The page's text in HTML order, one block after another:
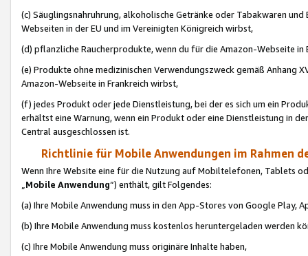
(c) Säuglingsnahruhrung, alkoholische Getränke oder Tabakwaren
Webseiten in der EU und im Vereinigten Königreich wirbst,
(d) pflanzliche Raucherprodukte, wenn du für die Amazon-Webseite in
(e) Produkte ohne medizinischen Verwendungszweck gemäß Anhang
Amazon-Webseite in Frankreich wirbst,
(f) jedes Produkt oder jede Dienstleistung, bei der es sich um ein
erhältst eine Warnung, wenn ein Produkt oder eine Dienstleistung in
Central ausgeschlossen ist.
Richtlinie für Mobile Anwendungen im Rahmen
Wenn Ihre Website eine für die Nutzung auf Mobiltelefonen, Tablets
„Mobile Anwendung“) enthält, gilt Folgendes:
(a) Ihre Mobile Anwendung muss in den App-Stores von Google Play,
(b) Ihre Mobile Anwendung muss kostenlos heruntergeladen werden
(c) Ihre Mobile Anwendung muss originäre Inhalte haben,